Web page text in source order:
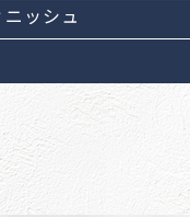
ッシュ